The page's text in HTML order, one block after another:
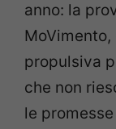
anno: la
MoVimento,
propulsiva
che non
le